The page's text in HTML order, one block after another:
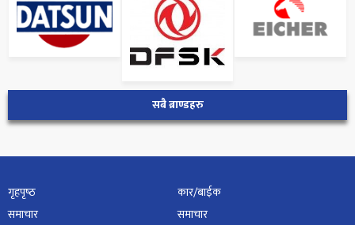
सबै ब्राण्डहरु
गृहपृष्‍ठ
समाचार
कार/बाईक
समाचार